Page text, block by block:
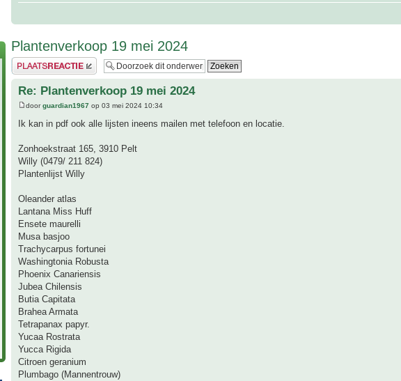
Plantenverkoop 19 mei 2024
Plaats een reactie
Re: Plantenverkoop 19 mei 2024
doorguardian1967 op 03 mei 2024 10:34
Ik kan in pdf ook alle lijsten ineens mailen met telefoon en locatie.
Zonhoekstraat 165, 3910 Pelt
Willy (0479/ 211 824)
Plantenlijst Willy
Oleander atlas
Lantana Miss Huff
Ensete maurelli
Musa basjoo
Trachycarpus fortunei
Washingtonia Robusta
Phoenix Canariensis
Jubea Chilensis
Butia Capitata
Brahea Armata
Tetrapanax papyr.
Yucaa Rostrata
Yucca Rigida
Citroen geranium
Plumbago (Mannentrouw)